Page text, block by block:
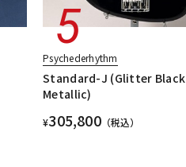
Psychederhythm
Standard-J (Glitter Black
Metallic)
¥305,800（税込）